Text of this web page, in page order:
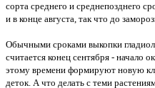
сорта среднего и среднепозднего
и в конце августа, так что до
Обычными сроками выкопки
считается конец сентября - начало
этому времени формируют новую
деток. А что делать с теми